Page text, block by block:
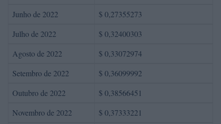
Junho de 2022
$ 0,27355273
Julho de 2022
$ 0,32400303
Agosto de 2022
$ 0,33072974
Setembro de 2022
$ 0,36099992
Outubro de 2022
$ 0,38566451
Novembro de 2022
$ 0,37333221